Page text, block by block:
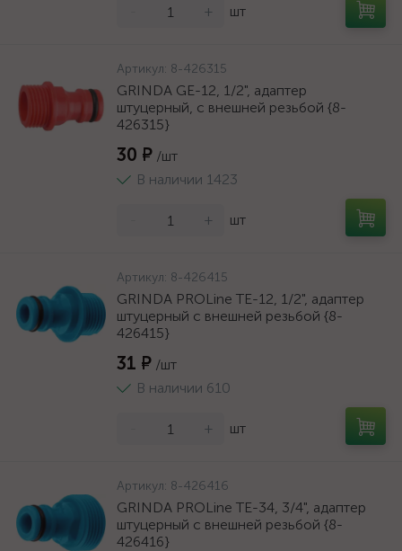
+ шт
Артикул: 8-426315
GRINDA GE-12, 1/2", адаптер
штуцерный, с внешней резьбой {8-
426315}
30 ₽ /шт
В наличии 1423
+ шт
Артикул: 8-426415
GRINDA PROLine TE-12, 1/2", адаптер
штуцерный с внешней резьбой {8-
426415}
31 ₽ /шт
В наличии 610
+ шт
Артикул: 8-426416
GRINDA PROLine TE-34, 3/4", адаптер
штуцерный с внешней резьбой {8-
426416}